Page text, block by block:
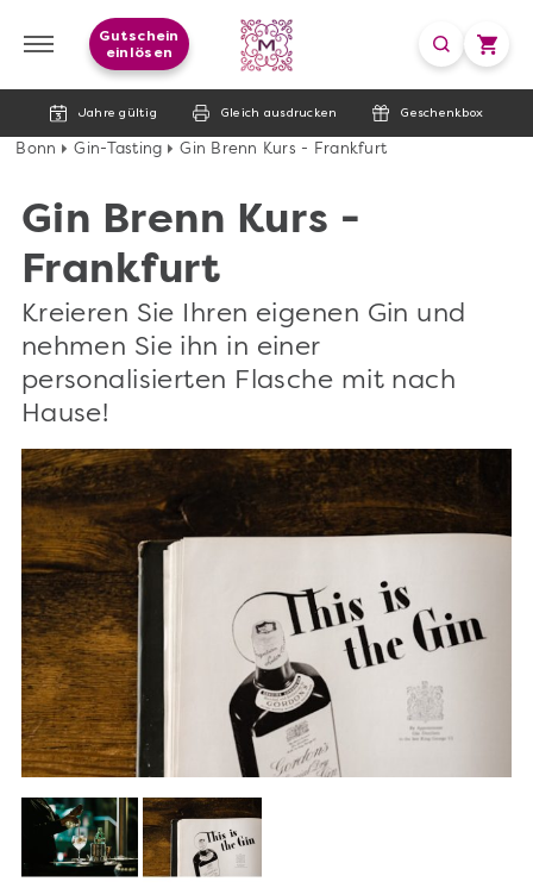
Jahre gültig Gleich ausdrucken Geschenkbox
Gutschein
einlösen
Bonn Gin-Tasting Gin Brenn Kurs - Frankfurt
Gin Brenn Kurs -
Frankfurt
Kreieren Sie Ihren eigenen Gin und
nehmen Sie ihn in einer
personalisierten Flasche mit nach
Hause!